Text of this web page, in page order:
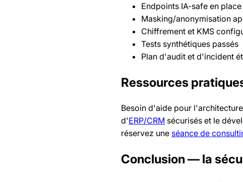
Endpoints IA-safe en place
Masking/anonymisation
Chiffrement et KMS
Tests synthétiques passés
Plan d'audit et d'incident
Ressources
Besoin d'aide pour
d'ERP/CRM sécurisés et le
réservez une séance de
Conclusion — la